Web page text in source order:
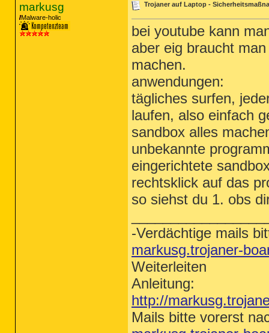
markusg
Malware-holic
Trojaner auf Laptop -
bei youtube kann
aber eig braucht
machen.
anwendungen:
tägliches surfen,
laufen, also einfach
sandbox alles
unbekannte
eingerichtete
rechtsklick auf das
so siehst du 1. obs
-Verdächtige mails
markusg.trojaner-
Weiterleiten
Anleitung:
http://
Mails bitte vorerst